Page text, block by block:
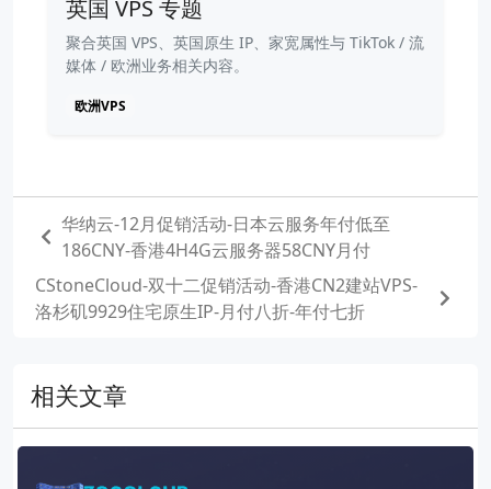
英国 VPS 专题
聚合英国 VPS、英国原生 IP、家宽属性与 TikTok / 流
媒体 / 欧洲业务相关内容。
欧洲VPS
华纳云-12月促销活动-日本云服务年付低至
186CNY-香港4H4G云服务器58CNY月付
CStoneCloud-双十二促销活动-香港CN2建站VPS-
洛杉矶9929住宅原生IP-月付八折-年付七折
相关文章